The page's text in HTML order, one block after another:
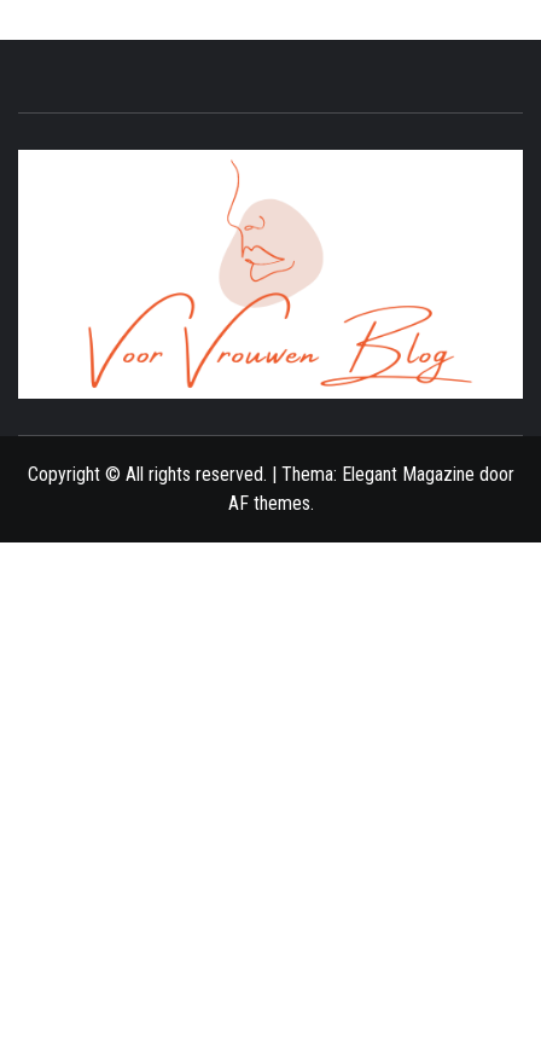
Copyright © All rights reserved. | Thema: Elegant Magazine door
AF themes.